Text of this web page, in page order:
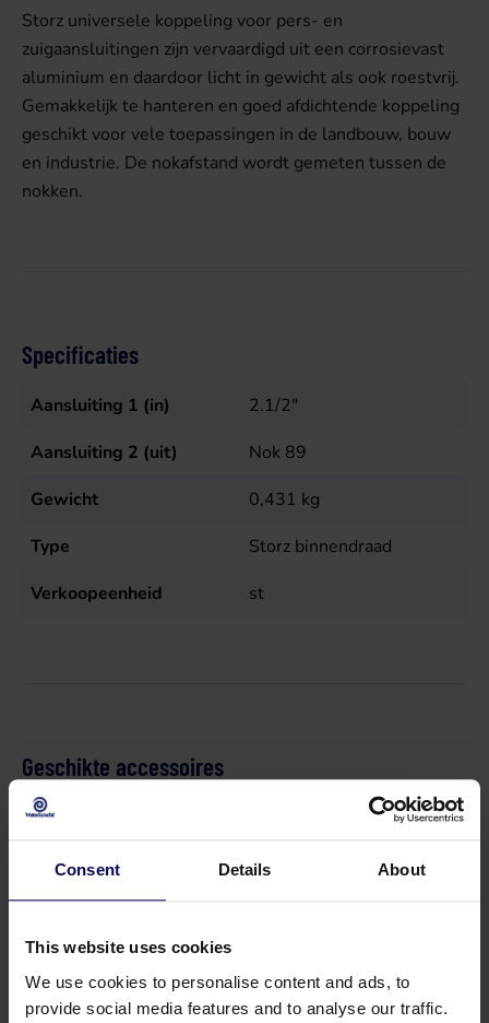
Consent Details About
This website uses cookies
We use cookies to personalise content and ads, to
provide social media features and to analyse our traffic.
Storz universele koppeling voor pers- en
zuigaansluitingen zijn vervaardigd uit een corrosievast
aluminium en daardoor licht in gewicht als ook roestvrij.
Gemakkelijk te hanteren en goed afdichtende koppeling
geschikt voor vele toepassingen in de landbouw, bouw
en industrie. De nokafstand wordt gemeten tussen de
nokken.
Specificaties
Aansluiting 1 (in)
2.1/2"
Aansluiting 2 (uit)
Nok 89
Gewicht
0,431 kg
Type
Storz binnendraad
Verkoopeenheid
st
Geschikte accessoires